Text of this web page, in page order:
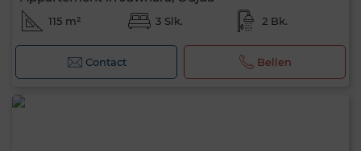
115 m² 3 Slk. 2 Bk.
Contact Bellen